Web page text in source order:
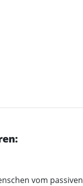
vom passiven